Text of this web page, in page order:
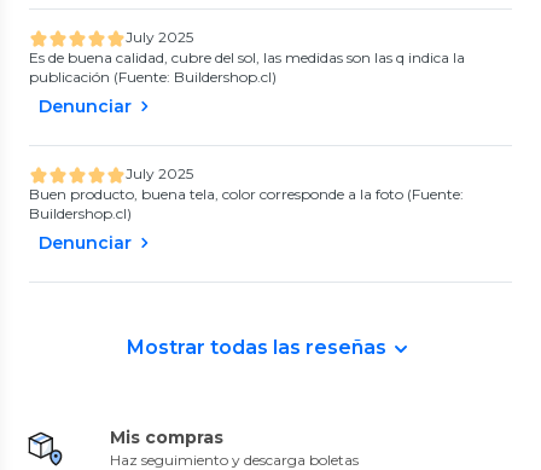
July 2025
Es de buena calidad, cubre del sol, las medidas son las q indica la
publicación (Fuente: Buildershop.cl)
Denunciar
July 2025
Buen producto, buena tela, color corresponde a la foto (Fuente:
Buildershop.cl)
Denunciar
Mostrar todas las reseñas
Mis compras
Haz seguimiento y descarga boletas